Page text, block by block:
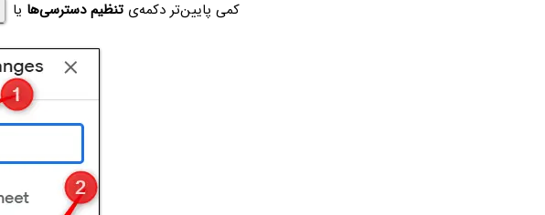
کمی پایین‌تر دکمه‌یتنظیم دسترسی‌ها یا